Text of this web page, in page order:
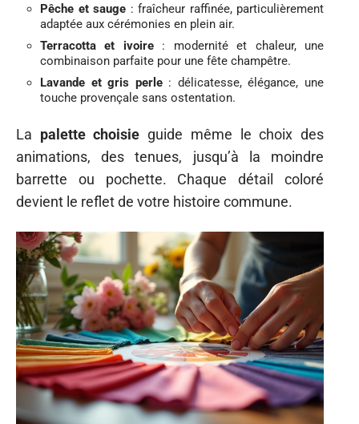
Pêche et sauge : fraîcheur raffinée, particulièrement
adaptée aux cérémonies en plein air.
Terracotta et ivoire: modernité et chaleur, une
combinaison parfaite pour une fête champêtre.
Lavande et gris perle: délicatesse, élégance, une
touche provençale sans ostentation.
La palette choisie guide même le choix des
animations, des tenues, jusqu’à la moindre
barrette ou pochette. Chaque détail coloré
devient le reflet de votre histoire commune.